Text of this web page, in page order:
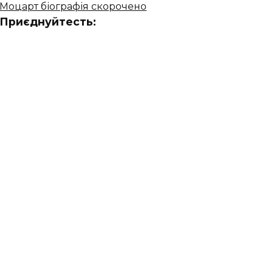
Моцарт біографія скорочено
Приєднуйтесть: